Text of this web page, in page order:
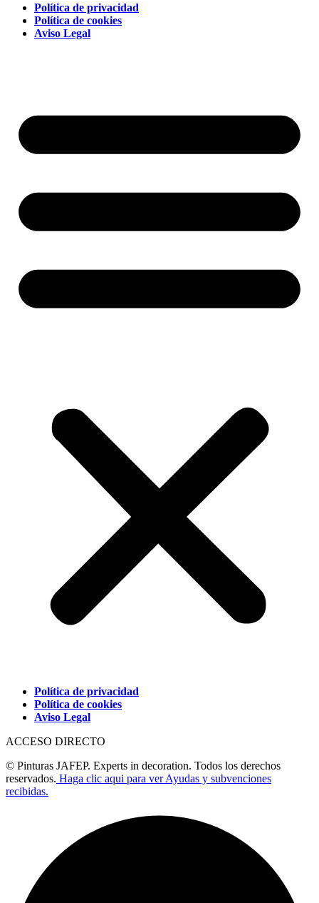
Política de privacidad
Política de cookies
Aviso Legal
Política de privacidad
Política de cookies
Aviso Legal
ACCESO DIRECTO
© Pinturas JAFEP. Experts in decoration. Todos los derechos
reservados. Haga clic aqui para ver Ayudas y subvenciones
recibidas.